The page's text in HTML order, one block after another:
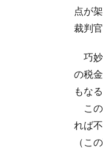
点が
裁判
巧妙
の税
もなる
この
れば
（こ